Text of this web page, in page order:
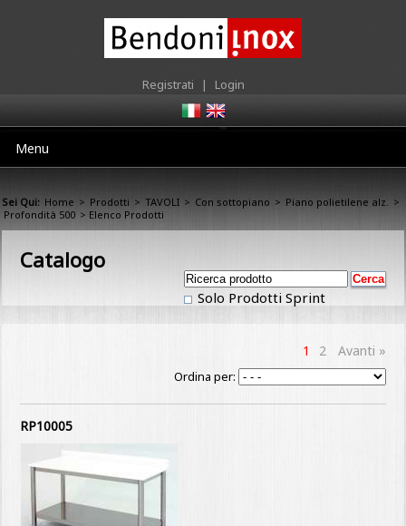
Registrati | Login
Menu
Sei Qui: Home > Prodotti > TAVOLI > Con sottopiano > Piano polietilene alz. >
Profondità 500 > Elenco Prodotti
Catalogo
Solo Prodotti Sprint
1 2 Avanti »
Ordina per:
RP10005